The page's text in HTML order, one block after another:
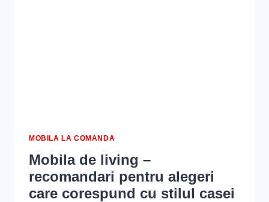
MOBILA LA COMANDA
Mobila de living –
recomandari pentru alegeri
care corespund cu stilul casei